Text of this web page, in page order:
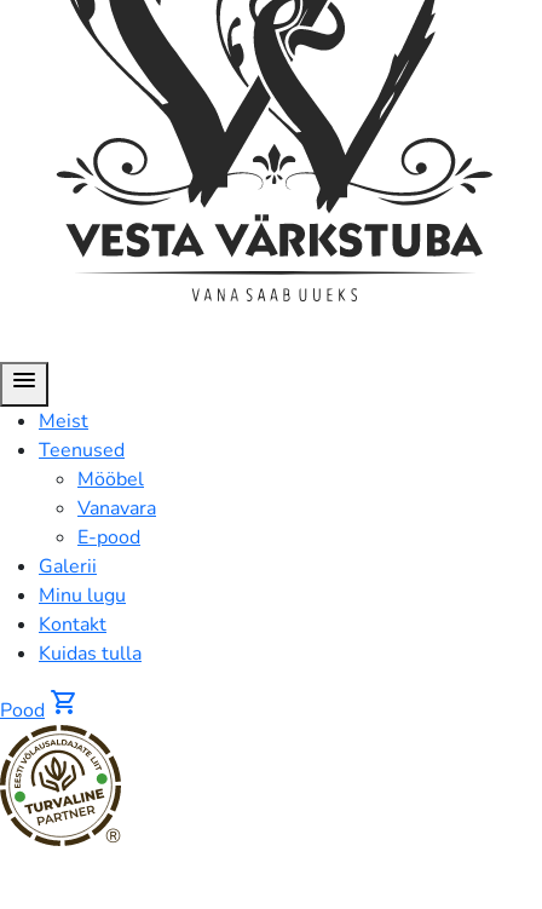
menu
Meist
Teenused
Mööbel
Vanavara
E-pood
Galerii
Minu lugu
Kontakt
Kuidas tulla
Pood shopping_cart
®